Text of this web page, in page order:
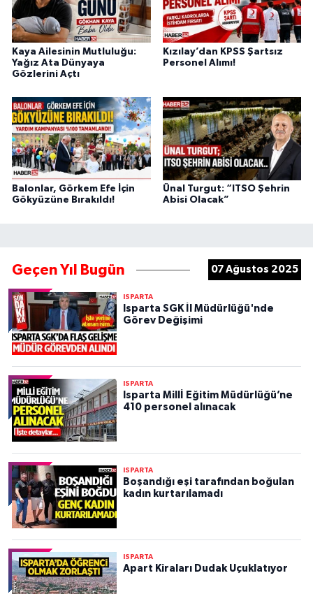
Kaya Ailesinin Mutluluğu:
Yağız Ata Dünyaya
Gözlerini Açtı
Kızılay’dan KPSS Şartsız
Personel Alımı!
Balonlar, Görkem Efe İçin
Gökyüzüne Bırakıldı!
Ünal Turgut: “ITSO Şehrin
Abisi Olacak”
Geçen Yıl Bugün 07 Ağustos 2025
ISPARTA
Isparta SGK İl Müdürlüğü'nde
Görev Değişimi
ISPARTA
Isparta Millİ Eğitim Müdürlüğü’ne
410 personel alınacak
ISPARTA
Boşandığı eşi tarafından boğulan
kadın kurtarılamadı
ISPARTA
Apart Kiraları Dudak Uçuklatıyor